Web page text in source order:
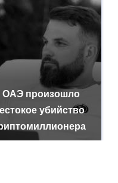
ОАЭ произошло
убийство